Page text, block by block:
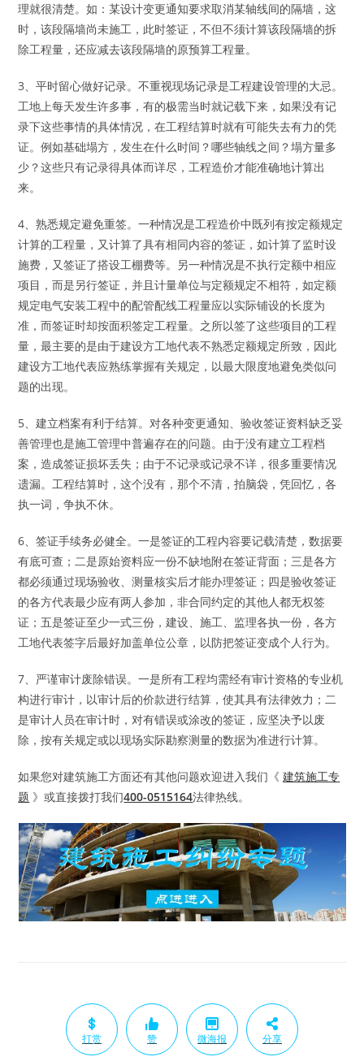
理就很清楚。如：某设计变更通知要求取消某轴线间的隔墙，这
时，该段隔墙尚未施工，此时签证，不但不须计算该段隔墙的拆
除工程量，还应减去该段隔墙的原预算工程量。
3、平时留心做好记录。不重视现场记录是工程建设管理的大忌。
工地上每天发生许多事，有的极需当时就记载下来，如果没有记
录下这些事情的具体情况，在工程结算时就有可能失去有力的凭
证。例如基础塌方，发生在什么时间？哪些轴线之间？塌方量多
少？这些只有记录得具体而详尽，工程造价才能准确地计算出
来。
4、熟悉规定避免重签。一种情况是工程造价中既列有按定额规定
计算的工程量，又计算了具有相同内容的签证，如计算了监时设
施费，又签证了搭设工棚费等。另一种情况是不执行定额中相应
项目，而是另行签证，并且计量单位与定额规定不相符，如定额
规定电气安装工程中的配管配线工程量应以实际铺设的长度为
准，而签证时却按面积签定工程量。之所以签了这些项目的工程
量，最主要的是由于建设方工地代表不熟悉定额规定所致，因此
建设方工地代表应熟练掌握有关规定，以最大限度地避免类似问
题的出现。
5、建立档案有利于结算。对各种变更通知、验收签证资料缺乏妥
善管理也是施工管理中普遍存在的问题。由于没有建立工程档
案，造成签证损坏丢失；由于不记录或记录不详，很多重要情况
遗漏。工程结算时，这个没有，那个不清，拍脑袋，凭回忆，各
执一词，争执不休。
6、签证手续务必健全。一是签证的工程内容要记载清楚，数据要
有底可查；二是原始资料应一份不缺地附在签证背面；三是各方
都必须通过现场验收、测量核实后才能办理签证；四是验收签证
的各方代表最少应有两人参加，非合同约定的其他人都无权签
证；五是签证至少一式三份，建设、施工、监理各执一份，各方
工地代表签字后最好加盖单位公章，以防把签证变成个人行为。
7、严谨审计废除错误。一是所有工程均需经有审计资格的专业机
构进行审计，以审计后的价款进行结算，使其具有法律效力；二
是审计人员在审计时，对有错误或涂改的签证，应坚决予以废
除，按有关规定或以现场实际勘察测量的数据为准进行计算。
如果您对建筑施工方面还有其他问题欢迎进入我们《建筑施工专
题 》或直接拨打我们400-0515164法律热线。
打赏 赞 微海报 分享